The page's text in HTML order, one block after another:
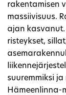
rakentamisen
massiivisuus.
ajan
risteykset,
suuremmiksi ja
Hämeenlinna-